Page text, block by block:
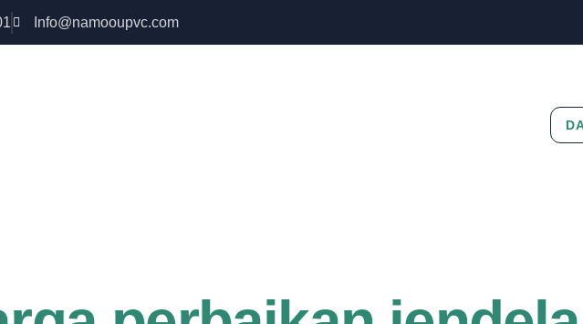
Info@namooupvc.com